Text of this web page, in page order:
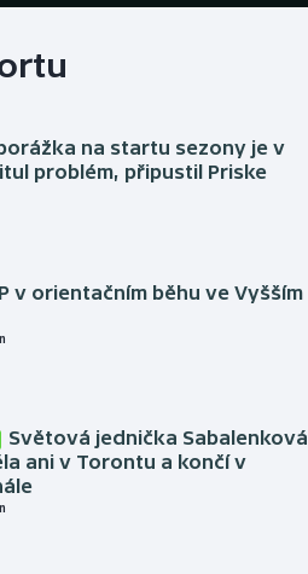
na startu sezony je v
problém, připustil Priske
v orientačním běhu ve Vyšším
Světová jednička Sabalenková
ani v Torontu a končí v